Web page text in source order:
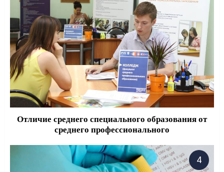
Отличие среднего специального образования от
среднего профессионального